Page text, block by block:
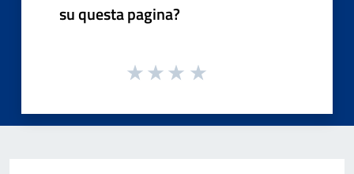
su questa pagina?